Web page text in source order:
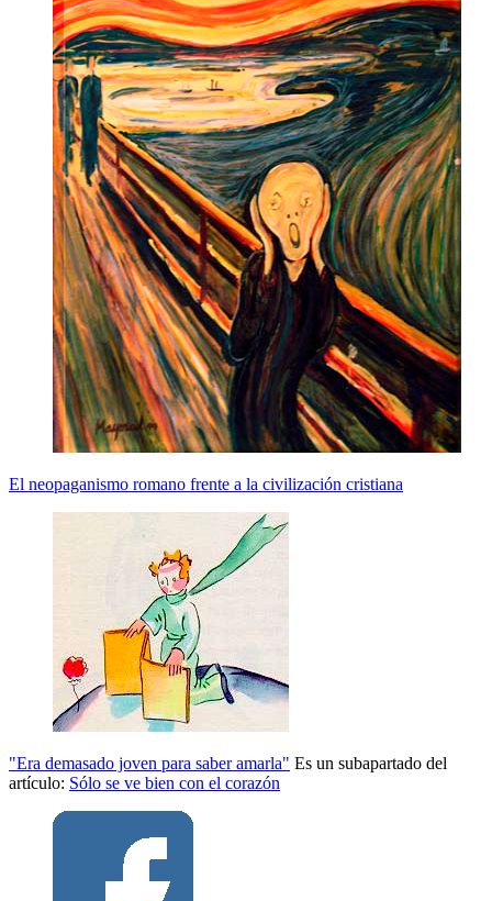
El neopaganismo romano frente a la civilización cristiana
"Era demasado joven para saber amarla" Es un subapartado del
artículo: Sólo se ve bien con el corazón